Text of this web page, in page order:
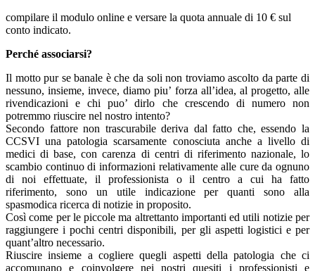
compilare il modulo online e versare la quota annuale di 10 € sul
conto indicato.
Perché associarsi?
Il motto pur se banale è che da soli non troviamo ascolto da parte di
nessuno, insieme, invece, diamo piu’ forza all’idea, al progetto, alle
rivendicazioni e chi puo’ dirlo che crescendo di numero non
potremmo riuscire nel nostro intento?
Secondo fattore non trascurabile deriva dal fatto che, essendo la
CCSVI una patologia scarsamente conosciuta anche a livello di
medici di base, con carenza di centri di riferimento nazionale, lo
scambio continuo di informazioni relativamente alle cure da ognuno
di noi effettuate, il professionista o il centro a cui ha fatto
riferimento, sono un utile indicazione per quanti sono alla
spasmodica ricerca di notizie in proposito.
Così come per le piccole ma altrettanto importanti ed utili notizie per
raggiungere i pochi centri disponibili, per gli aspetti logistici e per
quant’altro necessario.
Riuscire insieme a cogliere quegli aspetti della patologia che ci
accomunano e coinvolgere nei nostri quesiti i professionisti e